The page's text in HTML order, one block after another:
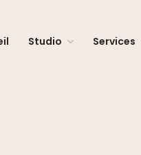
Studio Services